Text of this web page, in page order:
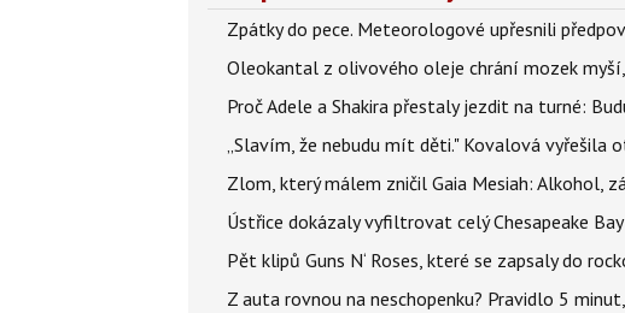
Zpátky do pece. Meteorologové upřesnili
Oleokantal z olivového oleje chrání mozek
Proč Adele a Shakira přestaly jezdit na turné:
„Slavím, že nebudu mít děti." Kovalová vyřešila
Zlom, který málem zničil Gaia Mesiah: Alkohol,
Ústřice dokázaly vyfiltrovat celý Chesapeake
Pět klipů Guns N‘ Roses, které se zapsaly do
Z auta rovnou na neschopenku? Pravidlo 5